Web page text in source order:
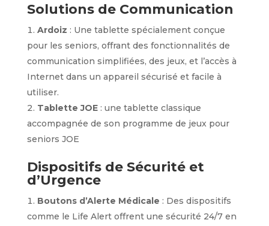
Solutions de Communication
Ardoiz : Une tablette spécialement conçue
pour les seniors, offrant des fonctionnalités de
communication simplifiées, des jeux, et l’accès à
Internet dans un appareil sécurisé et facile à
utiliser.
Tablette JOE: une tablette classique
accompagnée de son programme de jeux pour
seniors JOE
Dispositifs de Sécurité et
d’Urgence
Boutons d’Alerte Médicale : Des dispositifs
comme le Life Alert offrent une sécurité 24/7 en